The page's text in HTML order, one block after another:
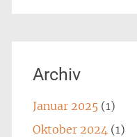
Archiv
Januar 2025(1)
Oktober 2024(1)